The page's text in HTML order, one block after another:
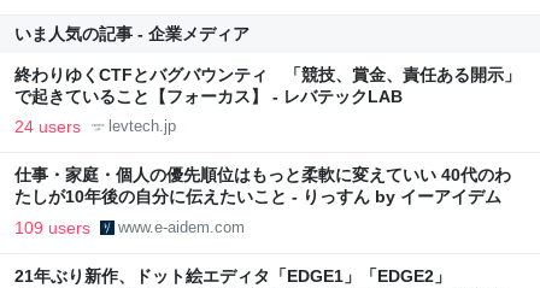
いま人気の記事 - 企業メディア
終わりゆくCTFとバグバウンティ 「競技、賞金、責任ある開示」
で起きていること【フォーカス】 - レバテックLAB
24 users levtech.jp
仕事・家庭・個人の優先順位はもっと柔軟に変えていい 40代のわ
たしが10年後の自分に伝えたいこと - りっすん by イーアイデム
109 users www.e-aidem.com
21年ぶり新作、ドット絵エディタ「EDGE1」「EDGE2」